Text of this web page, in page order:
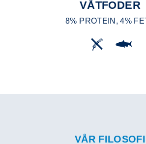
VÅTFODER
8% PROTEIN, 4%
VÅR FILOSOFI